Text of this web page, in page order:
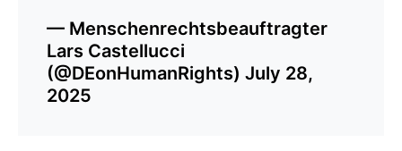
— Menschenrechtsbeauftragter
Lars Castellucci
(@DEonHumanRights) July 28,
2025